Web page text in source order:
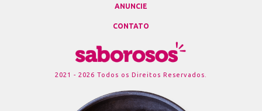
ANUNCIE
CONTATO
2021 - 2026 Todos os Direitos Reservados.